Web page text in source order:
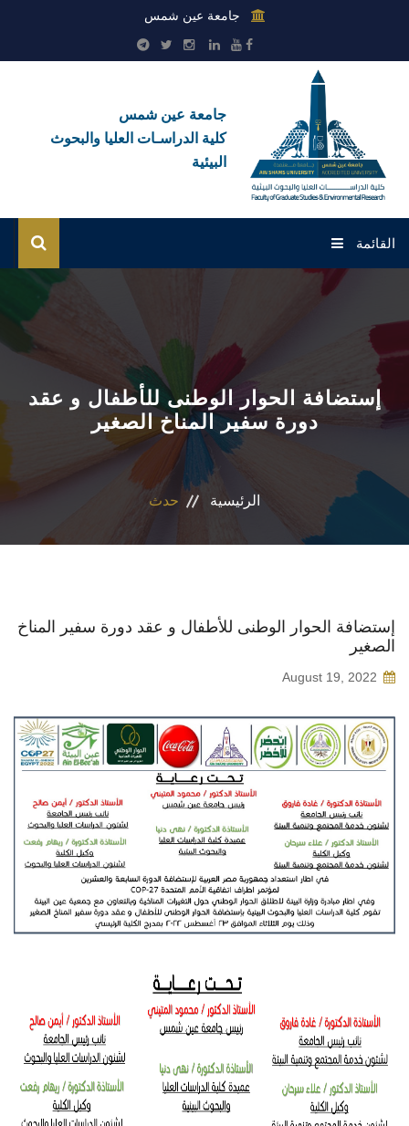
جامعة عين شمس
جامعة عين شمس
كلية الدراسـات العليا والبحوث
البيئية
القائمة
بوابة الطلاب
التسجيل الإلكتروني للطلاب
القطاعات
أنشطة الكلية
المنصة الألكترونية
أهم الأخبار
مشروع شمس BE GREEN
تواصل معنا
إستضافة الحوار الوطنى للأطفال و عقد
دورة سفير المناخ الصغير
الرئيسية حدث
إستضافة الحوار الوطنى للأطفال و عقد دورة سفير المناخ
الصغير
August 19, 2022